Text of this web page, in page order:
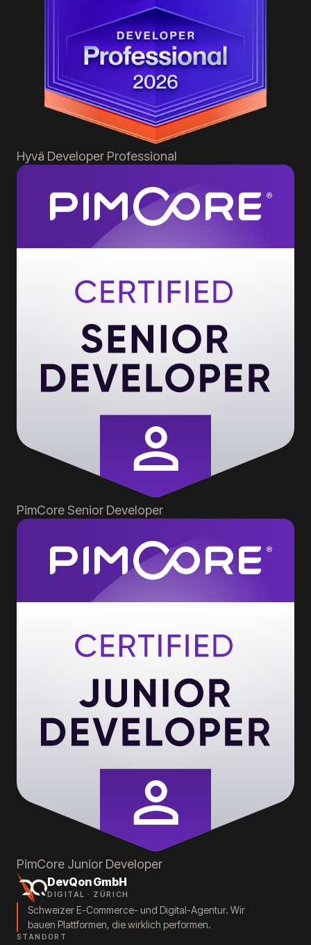
Hyvä Developer Professional
PimCore Senior Developer
PimCore Junior Developer
DevQon GmbH
DIGITAL · ZÜRICH
Schweizer E-Commerce- und Digital-Agentur. Wir
bauen Plattformen, die wirklich performen.
STANDORT